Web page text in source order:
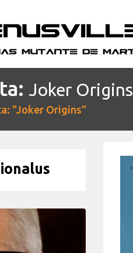
Joker Origins
"Joker Origins"